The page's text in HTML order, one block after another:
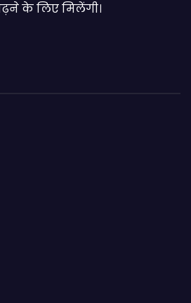
के लिए मिलेंगी।